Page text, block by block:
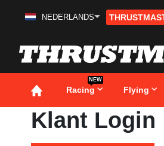
Ga
inhoud
NEDERLANDS
Racing
NEW
Flying
Klant Login